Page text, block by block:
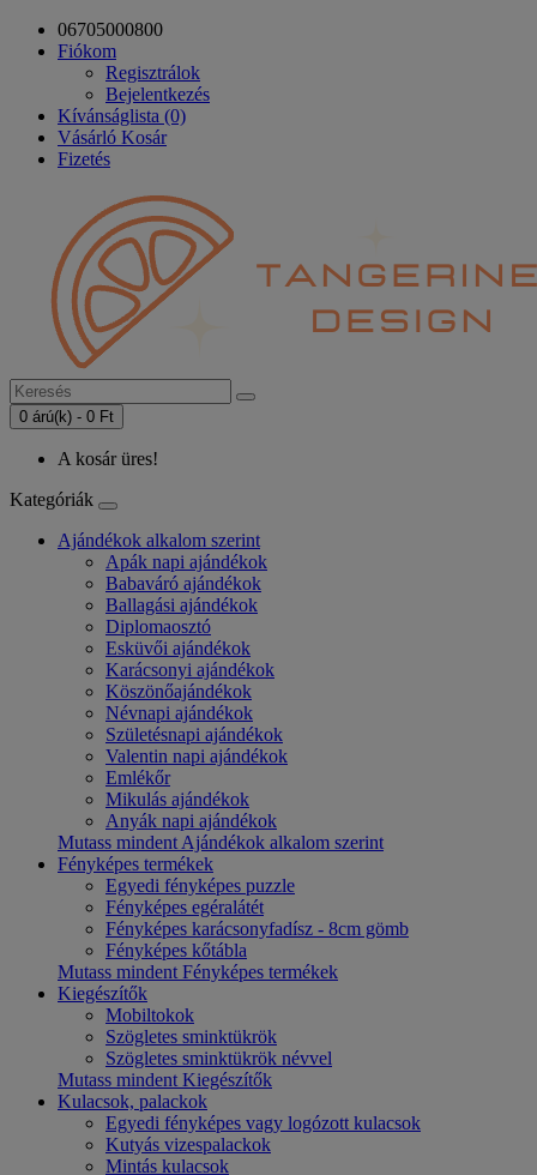
06705000800
Fiókom
Regisztrálok
Bejelentkezés
Kívánságlista (0)
Vásárló Kosár
Fizetés
0 árú(k) - 0 Ft
A kosár üres!
Kategóriák
Ajándékok alkalom szerint
Apák napi ajándékok
Babaváró ajándékok
Ballagási ajándékok
Diplomaosztó
Esküvői ajándékok
Karácsonyi ajándékok
Köszönőajándékok
Névnapi ajándékok
Születésnapi ajándékok
Valentin napi ajándékok
Emlékőr
Mikulás ajándékok
Anyák napi ajándékok
Mutass mindent Ajándékok alkalom szerint
Fényképes termékek
Egyedi fényképes puzzle
Fényképes egéralátét
Fényképes karácsonyfadísz - 8cm gömb
Fényképes kőtábla
Mutass mindent Fényképes termékek
Kiegészítők
Mobiltokok
Szögletes sminktükrök
Szögletes sminktükrök névvel
Mutass mindent Kiegészítők
Kulacsok, palackok
Egyedi fényképes vagy logózott kulacsok
Kutyás vizespalackok
Mintás kulacsok